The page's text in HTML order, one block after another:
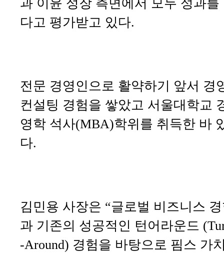
과 이윤 성장 측면에서 모두 성과를
다고 평가받고 있다.
전문 경영인으로 활약하기 앞서 경
컨설팅 경험을 쌓았고 서울대학교
영학 석사(MBA)학위를 취득한 바
다.
김민용 사장은 “글로벌 비즈니스
과 기존의 성공적인 턴어라운드
-Around) 경험을 바탕으로 핌스 가